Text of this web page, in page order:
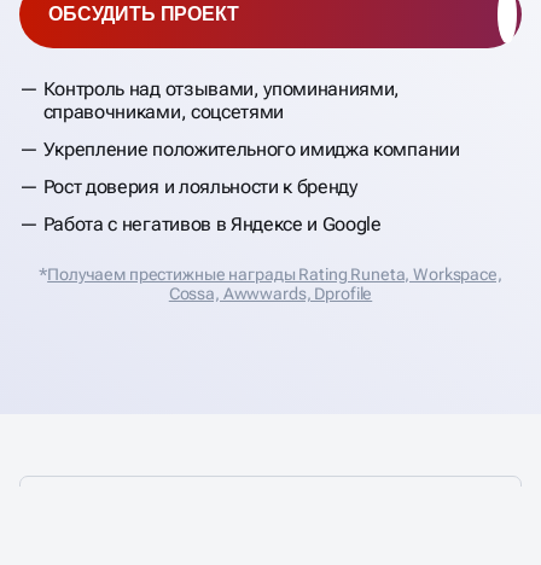
Контроль над отзывами, упоминаниями,
справочниками, соцсетями
Укрепление положительного имиджа компании
Рост доверия и лояльности к бренду
Работа с негативов в Яндексе и Google
ОБСУДИТЬ ПРОЕКТ
*Получаем престижные награды Rating Runeta, Workspace,
Cossa, Аwwwards, Dprofile